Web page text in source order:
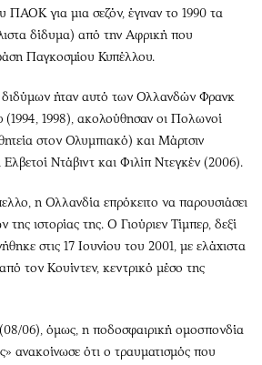
ΠΑΟΚ για μια σεζόν, έγιναν το 1990 τα
δίδυμα) από την Αφρική που
Παγκοσμίου Κυπέλλου.
διδύμων ήταν αυτό των Ολλανδών Φρανκ
1998), ακολούθησαν οι Πολωνοί
στον Ολυμπιακό) και Μάρτσιν
Ντάβιντ και Φιλίπ Ντεγκέν (2006).
η Ολλανδία επρόκειτο να παρουσιάσει
της ιστορίας της. Ο Γιούριεν Τίμπερ, δεξί
στις 17 Ιουνίου του 2001, με ελάχιστα
τον Κουίντεν, κεντρικό μέσο της
06), όμως, η ποδοσφαιρική ομοσπονδία
ανακοίνωσε ότι ο τραυματισμός που